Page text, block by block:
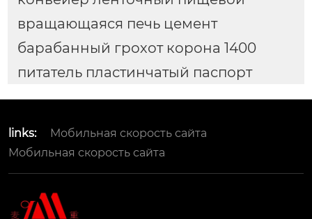
вращающаяся печь цемент
барабанный грохот корона 1400
питатель пластинчатый паспорт
links:
Мобильная скорость сайта
Мобильная скорость сайта